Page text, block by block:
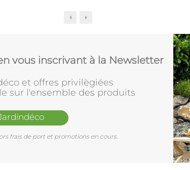
vous inscrivant à la Newsletter
et offres privilègiées
sur l'ensemble des produits
frais de port et promotions en cours.